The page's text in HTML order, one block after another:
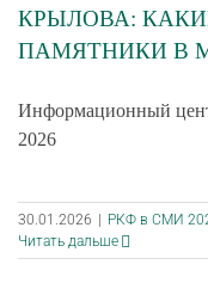
КРЫЛОВА:
ПАМЯТНИКИ В
Информационный
2026
30.01.2026
РКФ в СМИ
Читать дальше